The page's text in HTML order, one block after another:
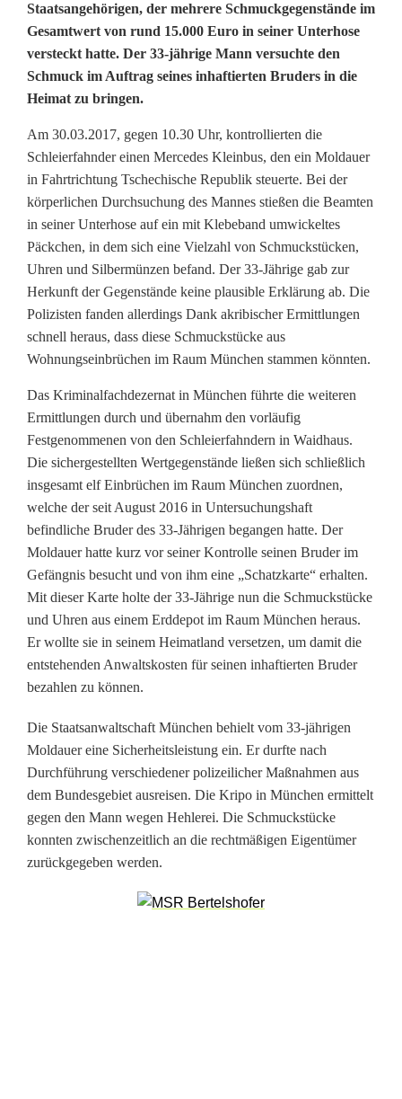
r
d
e
B
r
u
d
e
r
:
M
a
n
n
w
i
l
l
g
e
s
t
o
h
l
Staatsangehörigen, der mehrere Schmuckgegenstände im
Gesamtwert von rund 15.000 Euro in seiner Unterhose
versteckt hatte. Der 33-jährige Mann versuchte den
Schmuck im Auftrag seines inhaftierten Bruders in die
Heimat zu bringen.
Am 30.03.2017, gegen 10.30 Uhr, kontrollierten die
Schleierfahnder einen Mercedes Kleinbus, den ein Moldauer
in Fahrtrichtung Tschechische Republik steuerte. Bei der
körperlichen Durchsuchung des Mannes stießen die Beamten
in seiner Unterhose auf ein mit Klebeband umwickeltes
Päckchen, in dem sich eine Vielzahl von Schmuckstücken,
Uhren und Silbermünzen befand. Der 33-Jährige gab zur
Herkunft der Gegenstände keine plausible Erklärung ab. Die
Polizisten fanden allerdings Dank akribischer Ermittlungen
schnell heraus, dass diese Schmuckstücke aus
Wohnungseinbrüchen im Raum München stammen könnten.
Das Kriminalfachdezernat in München führte die weiteren
Ermittlungen durch und übernahm den vorläufig
Festgenommenen von den Schleierfahndern in Waidhaus.
Die sichergestellten Wertgegenstände ließen sich schließlich
insgesamt elf Einbrüchen im Raum München zuordnen,
welche der seit August 2016 in Untersuchungshaft
befindliche Bruder des 33-Jährigen begangen hatte. Der
Moldauer hatte kurz vor seiner Kontrolle seinen Bruder im
Gefängnis besucht und von ihm eine „Schatzkarte“ erhalten.
Mit dieser Karte holte der 33-Jährige nun die Schmuckstücke
und Uhren aus einem Erddepot im Raum München heraus.
Er wollte sie in seinem Heimatland versetzen, um damit die
entstehenden Anwaltskosten für seinen inhaftierten Bruder
bezahlen zu können.
Die Staatsanwaltschaft München behielt vom 33-jährigen
Moldauer eine Sicherheitsleistung ein. Er durfte nach
Durchführung verschiedener polizeilicher Maßnahmen aus
dem Bundesgebiet ausreisen. Die Kripo in München ermittelt
gegen den Mann wegen Hehlerei. Die Schmuckstücke
konnten zwischenzeitlich an die rechtmäßigen Eigentümer
zurückgegeben werden.